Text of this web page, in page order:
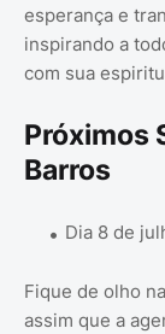
esperança e
inspirando a
com sua
Próximos
Barros
Dia 8 de
Fique de olho
assim que a